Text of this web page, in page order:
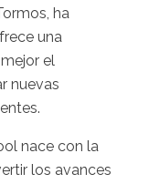
ha
una
el
nuevas
nace con la
los avances